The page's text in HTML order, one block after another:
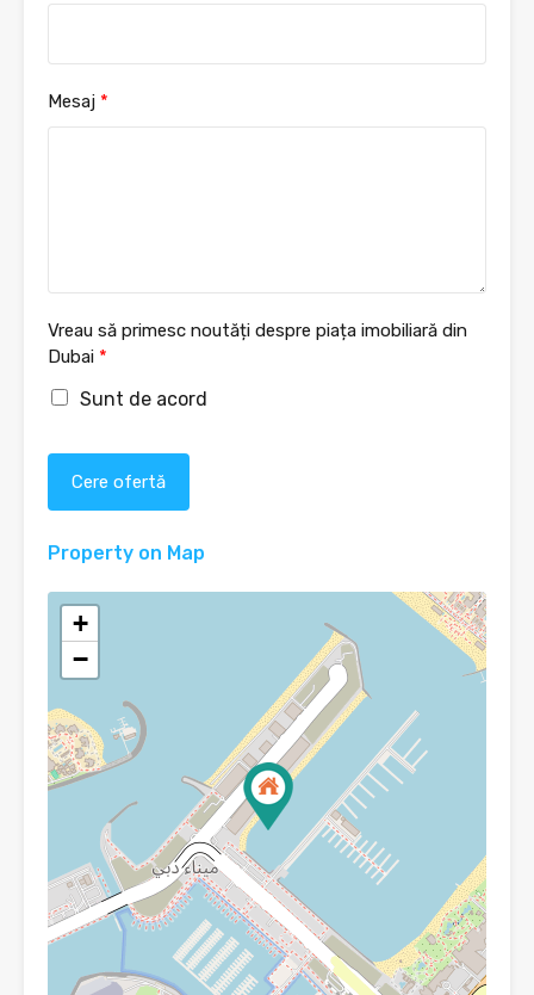
Mesaj *
Vreau să primesc noutăți despre piața imobiliară din
Dubai *
Sunt de acord
Cere ofertă
Property on Map
+
−